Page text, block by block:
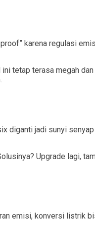
karena regulasi
ini tetap terasa megah
diganti jadi sunyi
Upgrade lagi,
emisi, konversi listrik